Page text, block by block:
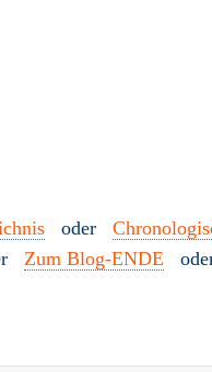
oder
Zum Blog-ENDE